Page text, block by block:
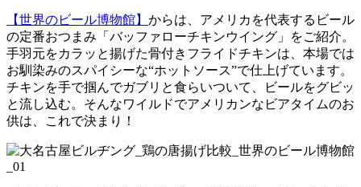
【世界のビール博物館】 からは、アメリカを代表するビール
の定番おつまみ「バッファローチキンウイング」をご紹介。
手羽元をカラッと揚げた骨付きフライドチキンは、本場では
お馴染みのスパイシーな“ホットソース”で仕上げています。
チキンを手で掴んでガブリと食らいついて、ビールをグビッ
と流し込む。そんなワイルドでアメリカンなビアタイムのお
供は、これで決まり！